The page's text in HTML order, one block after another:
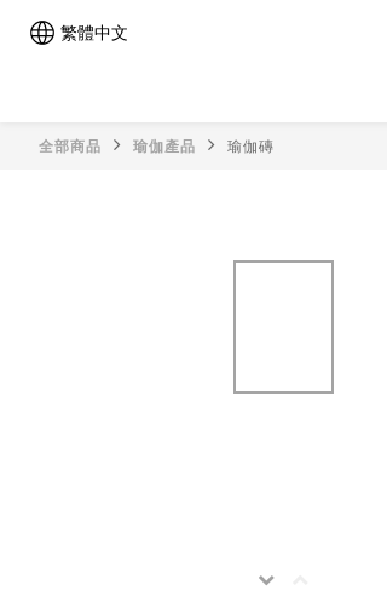
繁體中文
全部商品 瑜伽產品 瑜伽磚